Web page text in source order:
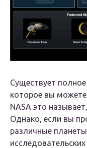
Существует
которое вы
NASA это
Однако, если вы
различные